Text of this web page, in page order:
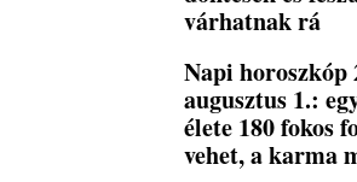
várhatnak rá
Napi horoszkóp
augusztus 1.:
élete 180 fokos
vehet, a karma